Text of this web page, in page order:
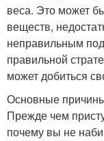
веса. Это может
веществ,
неправильным
правильной
может добиться
Основные
Прежде чем
почему вы не